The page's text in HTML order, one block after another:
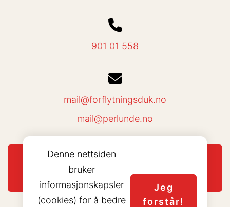
901 01 558
mail@forflytningsduk.no
mail@perlunde.no
Del nettside
Denne nettsiden
bruker
informasjonskapsler
(cookies) for å bedre
Jeg
forstår!